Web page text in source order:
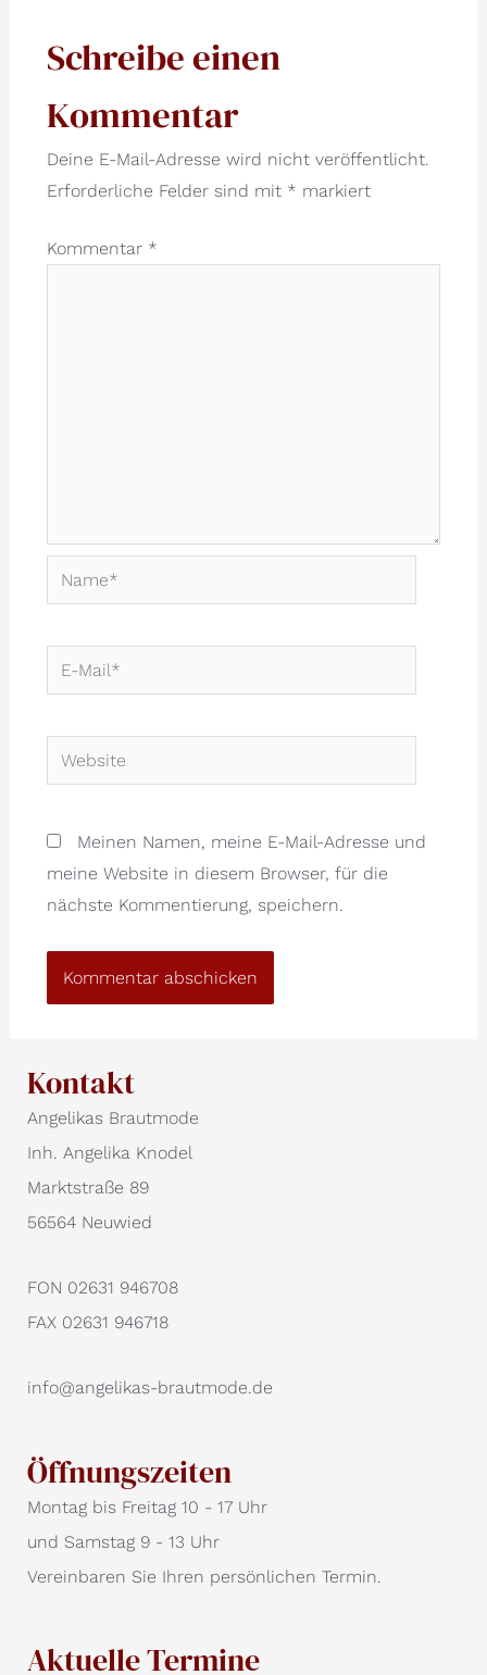
Schreibe einen
Kommentar
Deine E-Mail-Adresse wird nicht veröffentlicht.
Erforderliche Felder sind mit * markiert
Kommentar *
Name*
E-
Mail*
Website
Meinen Namen, meine E-Mail-Adresse und
meine Website in diesem Browser, für die
nächste Kommentierung, speichern.
Kontakt
Angelikas Brautmode
Inh. Angelika Knodel
Marktstraße 89
56564 Neuwied
FON 02631 946708
FAX 02631 946718
info@angelikas-brautmode.de
Öffnungszeiten
Montag bis Freitag 10 - 17 Uhr
und Samstag 9 - 13 Uhr
Vereinbaren Sie Ihren persönlichen Termin.
Aktuelle Termine